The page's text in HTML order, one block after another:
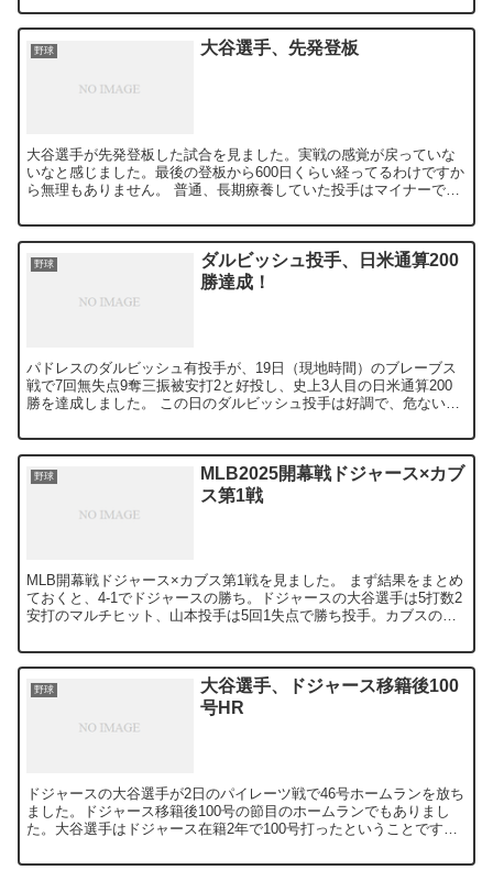
野球 大谷選手、先発登板
大谷選手が先発登板した試合を見ました。実戦の感覚が戻っていな
いなと感じました。最後の登板から600日くらい経ってるわけですか
ら無理もありません。 普通、長期療養していた投手はマイナーで慣
野球
ダルビッシュ投手、日米通算200
勝達成！
パドレスのダルビッシュ有投手が、19日（現地時間）のブレーブス
戦で7回無失点9奪三振被安打2と好投し、史上3人目の日米通算200
勝を達成しました。 この日のダルビッシュ投手は好調で、危ない場
野球
MLB2025開幕戦ドジャース×カブ
ス第1戦
MLB開幕戦ドジャース×カブス第1戦を見ました。 まず結果をまとめ
ておくと、4-1でドジャースの勝ち。ドジャースの大谷選手は5打数2
安打のマルチヒット、山本投手は5回1失点で勝ち投手。カブスの鈴
野球
大谷選手、ドジャース移籍後100
号HR
ドジャースの大谷選手が2日のパイレーツ戦で46号ホームランを放ち
ました。ドジャース移籍後100号の節目のホームランでもありまし
た。大谷選手はドジャース在籍2年で100号打ったということですか